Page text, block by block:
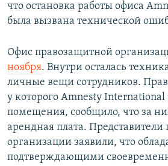
что остановка работы офиса
была вызвана технической
Офис правозащитной
ноября. Внутри осталась
личные вещи сотрудников.
у которого Amnesty International
помещения, сообщило, что за
арендная плата.
организации заявили, что
подтверждающими